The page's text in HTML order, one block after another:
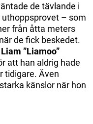
de tävlande i
uthoppsprovet – som
från åtta meters
de fick beskedet.
Liam ”Liamoo”
att han aldrig hade
tidigare. Även
känslor när hon